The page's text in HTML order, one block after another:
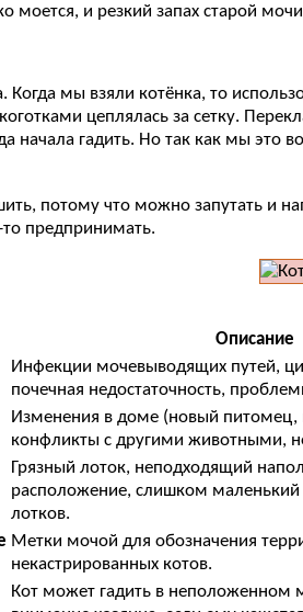
моется, и резкий запах старой
Когда мы взяли котёнка, то
цеплялась за сетку.
начала гадить. Но так как мы
потому что можно запутать и
то предпринимать.
Описание
Инфекции мочевыводящих путей,
почечная недостаточность,
Изменения в доме (новый
конфликты с другими животными,
Грязный лоток, неподходящий
расположение, слишком маленький
лотков.
Метки мочой для обозначения
некастрированных котов.
Кот может гадить в неположенном